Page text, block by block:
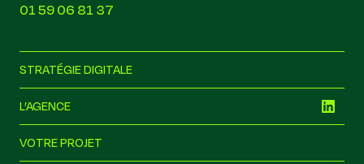
01 59 06 81 37
STRATÉGIE DIGITALE
L’AGENCE
VOTRE PROJET